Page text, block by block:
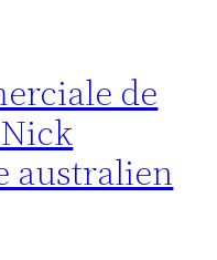
de
australien